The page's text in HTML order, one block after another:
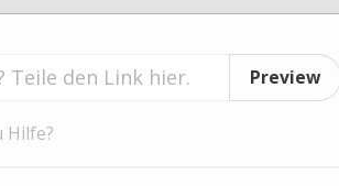
Preview
Hilfe?